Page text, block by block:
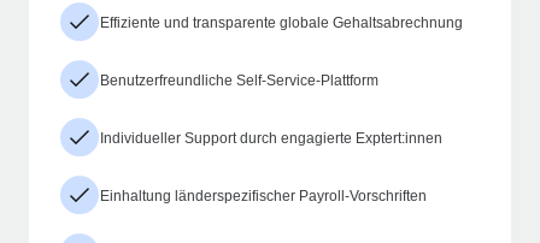
Effiziente und transparente globale Gehaltsabrechnung
Benutzerfreundliche Self-Service-Plattform
Individueller Support durch engagierte Exptert:innen
Einhaltung länderspezifischer Payroll-Vorschriften